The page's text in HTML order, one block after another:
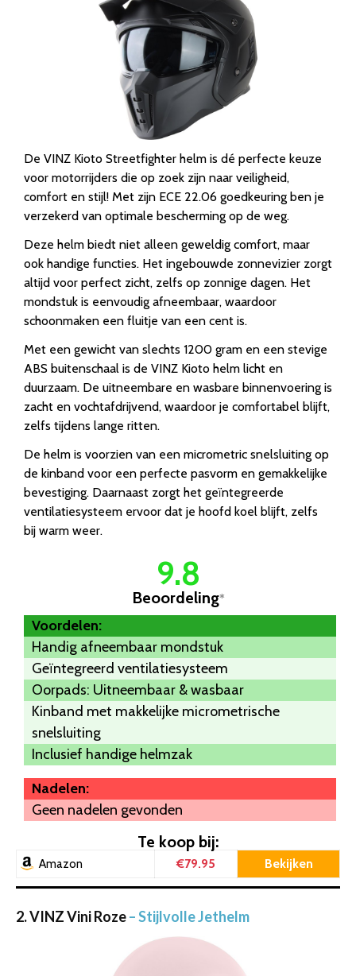
De VINZ Kioto Streetfighter helm is dé perfecte keuze
voor motorrijders die op zoek zijn naar veiligheid,
comfort en stijl! Met zijn ECE 22.06 goedkeuring ben je
verzekerd van optimale bescherming op de weg.
Deze helm biedt niet alleen geweldig comfort, maar
ook handige functies. Het ingebouwde zonnevizier zorgt
altijd voor perfect zicht, zelfs op zonnige dagen. Het
mondstuk is eenvoudig afneembaar, waardoor
schoonmaken een fluitje van een cent is.
Met een gewicht van slechts 1200 gram en een stevige
ABS buitenschaal is de VINZ Kioto helm licht en
duurzaam. De uitneembare en wasbare binnenvoering is
zacht en vochtafdrijvend, waardoor je comfortabel blijft,
zelfs tijdens lange ritten.
De helm is voorzien van een micrometric snelsluiting op
de kinband voor een perfecte pasvorm en gemakkelijke
bevestiging. Daarnaast zorgt het geïntegreerde
ventilatiesysteem ervoor dat je hoofd koel blijft, zelfs
bij warm weer.
9.8
Beoordeling*
Voordelen:
Handig afneembaar mondstuk
Geïntegreerd ventilatiesysteem
Oorpads: Uitneembaar & wasbaar
Kinband met makkelijke micrometrische
snelsluiting
Inclusief handige helmzak
Nadelen:
Geen nadelen gevonden
Te koop bij:
Amazon €79.95 Bekijken
2. VINZ Vini Roze– Stijlvolle Jethelm